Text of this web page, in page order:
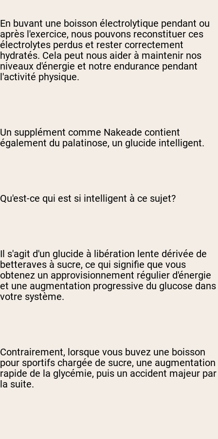
En buvant une boisson électrolytique pendant ou
après l'exercice, nous pouvons reconstituer ces
électrolytes perdus et rester correctement
hydratés. Cela peut nous aider à maintenir nos
niveaux d'énergie et notre endurance pendant
l'activité physique.
Un supplément comme Nakeade contient
également du palatinose, un glucide intelligent.
Qu'est-ce qui est si intelligent à ce sujet?
Il s'agit d'un glucide à libération lente dérivée de
betteraves à sucre, ce qui signifie que vous
obtenez un approvisionnement régulier d'énergie
et une augmentation progressive du glucose dans
votre système.
Contrairement, lorsque vous buvez une boisson
pour sportifs chargée de sucre, une augmentation
rapide de la glycémie, puis un accident majeur par
la suite.